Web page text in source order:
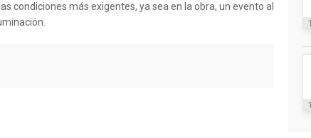
condiciones más exigentes, ya sea en la obra, un evento al
1
1